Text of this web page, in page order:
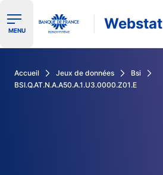
Ouvrir le menu de navigation
MENU Webstat
Accueil Jeux de données
Bsi
BSI.Q.AT.N.A.A50.A.1.U3.0000.Z01.E